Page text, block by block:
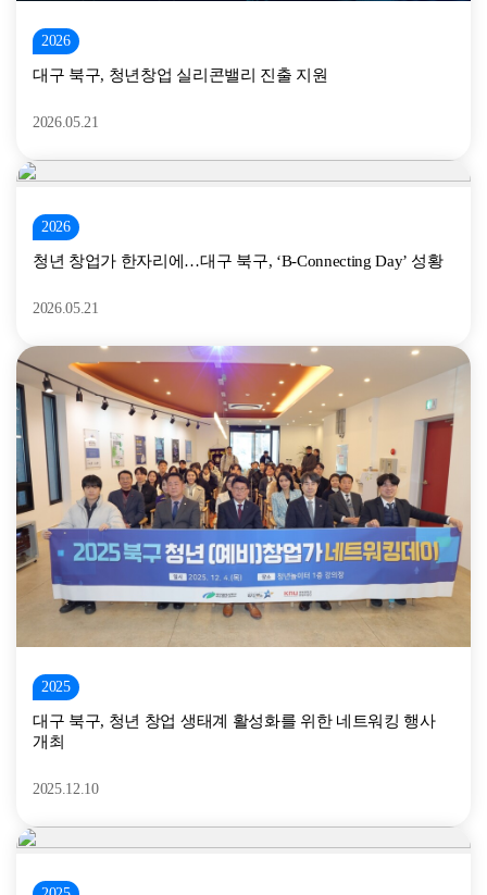
2026
대구 북구, 청년창업 실리콘밸리 진출 지원
2026.05.21
2026
청년 창업가 한자리에…대구 북구, ‘B-Connecting Day’ 성황
2026.05.21
2025
대구 북구, 청년 창업 생태계 활성화를 위한 네트워킹 행사
개최
2025.12.10